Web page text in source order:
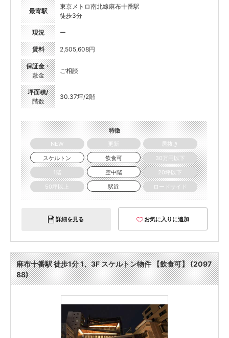
最寄駅
東京メトロ南北線麻布十番駅
徒歩3分
現況 ー
賃料 2,505,608円
保証金・
敷金
ご相談
坪面積/
階数
30.37坪/2階
特徴
NEW
更新
居抜き
スケルトン
飲食可
30万円以下
1階
空中階
20坪以下
50坪以上
駅近 ロードサイド
詳細を見る お気に入りに追加
麻布十番駅 徒歩1分 1、3F スケルトン物件 【飲食可】 (2097
88)